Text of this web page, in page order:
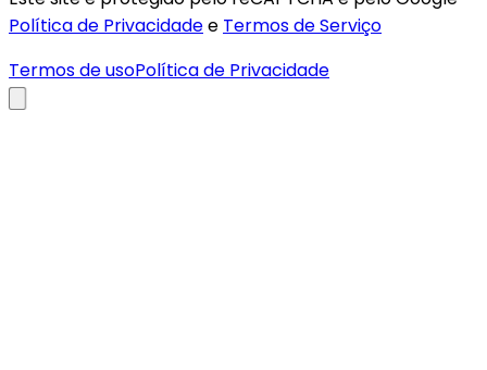
Política de Privacidadee Termos de Serviço
Termos de usoPolítica de Privacidade